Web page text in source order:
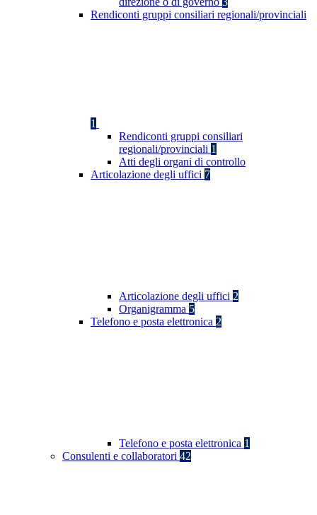
Rendiconti gruppi consiliari regionali/provinciali
1
Rendiconti gruppi consiliari
regionali/provinciali 1
Atti degli organi di controllo
Articolazione degli uffici 7
Articolazione degli uffici 2
Organigramma 5
Telefono e posta elettronica 2
Telefono e posta elettronica 1
Consulenti e collaboratori 42